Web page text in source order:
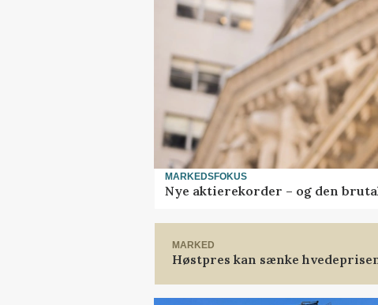
MARKEDSFOKUS
Nye aktierekorder – og den
MARKED
Høstpres kan sænke